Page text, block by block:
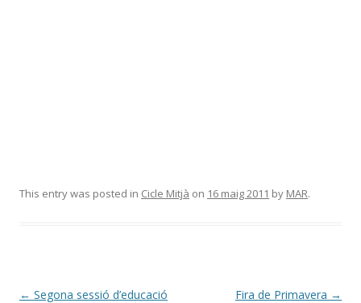
This entry was posted in Cicle Mitjà on 16 maig 2011 by MAR.
Post
← Segona sessió d’educació
Fira de Primavera →